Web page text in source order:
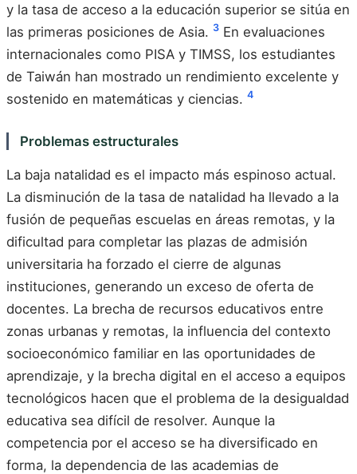
y la tasa de acceso a la educación superior se sitúa en
las primeras posiciones de Asia. 3 En evaluaciones
internacionales como PISA y TIMSS, los estudiantes
de Taiwán han mostrado un rendimiento excelente y
sostenido en matemáticas y ciencias. 4
Problemas estructurales
La baja natalidad es el impacto más espinoso actual.
La disminución de la tasa de natalidad ha llevado a la
fusión de pequeñas escuelas en áreas remotas, y la
dificultad para completar las plazas de admisión
universitaria ha forzado el cierre de algunas
instituciones, generando un exceso de oferta de
docentes. La brecha de recursos educativos entre
zonas urbanas y remotas, la influencia del contexto
socioeconómico familiar en las oportunidades de
aprendizaje, y la brecha digital en el acceso a equipos
tecnológicos hacen que el problema de la desigualdad
educativa sea difícil de resolver. Aunque la
competencia por el acceso se ha diversificado en
forma, la dependencia de las academias de